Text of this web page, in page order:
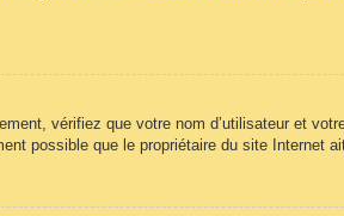
vérifiez que votre nom d’utilisateur et
possible que le propriétaire du site Internet